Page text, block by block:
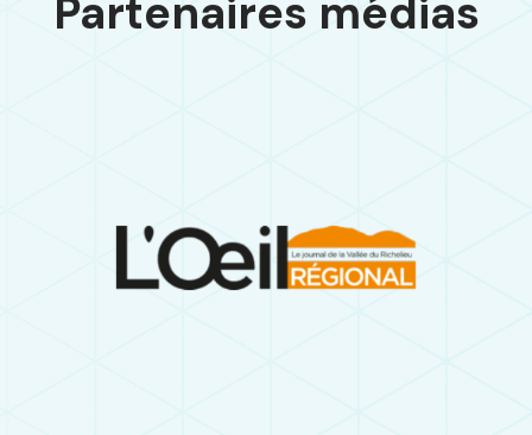
Partenaires médias